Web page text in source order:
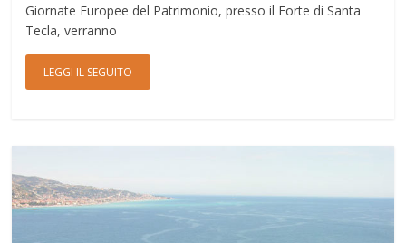
Giornate Europee del Patrimonio, presso il Forte di Santa
Tecla, verranno
LEGGI IL SEGUITO